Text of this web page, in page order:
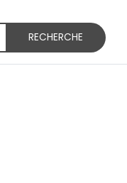
RECHERCHE